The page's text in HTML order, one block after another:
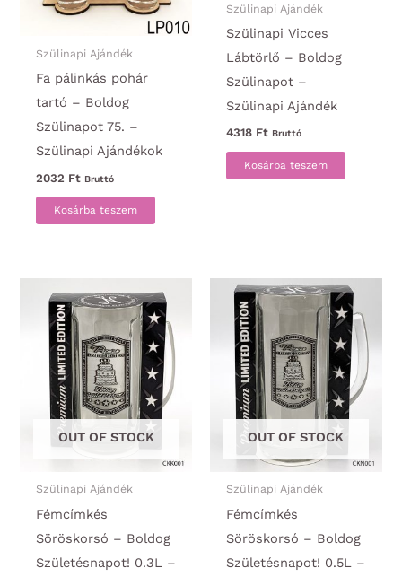
Szülinapi Ajándék
Fa pálinkás pohár
tartó – Boldog
Szülinapot 75. –
Szülinapi Ajándékok
2032 Ft Bruttó
Kosárba teszem
Szülinapi Ajándék
Szülinapi Vicces
Lábtörlő – Boldog
Szülinapot –
Szülinapi Ajándék
4318 Ft Bruttó
Kosárba teszem
OUT OF STOCK
Szülinapi Ajándék
Fémcímkés
Söröskorsó – Boldog
Születésnapot! 0.3L –
OUT OF STOCK
Szülinapi Ajándék
Fémcímkés
Söröskorsó – Boldog
Születésnapot! 0.5L –